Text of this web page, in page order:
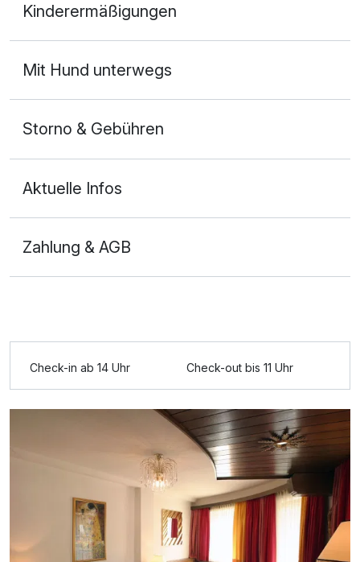
4 Erwachsene
Ausstattung
Doppelzimmer Standard
Kinderermäßigungen
Mit Hund unterwegs
Storno & Gebühren
Aktuelle Infos
Zahlung & AGB
Check-in ab 14 Uhr Check-out bis 11 Uhr